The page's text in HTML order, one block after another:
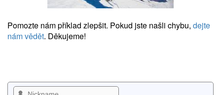
Pomozte nám příklad zlepšit. Pokud jste našli chybu, dejte
nám vědět. Děkujeme!